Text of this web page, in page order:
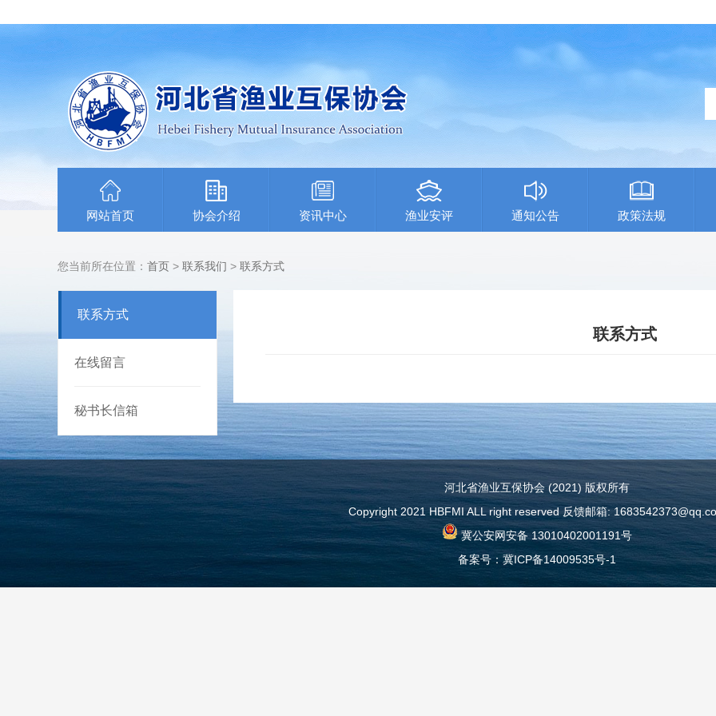
网站首页 协会介绍 资讯中心 渔业安评 通知公告 政策法规
您当前所在位置： 首页 > 联系我们 > 联系方式
联系方式
在线留言
秘书长信箱
联系方式
河北省渔业互保协会 (2021) 版权所有
Copyright 2021 HBFMI ALL right reserved 反馈邮箱:
冀公安网安备 13010402001191号
备案号： 冀ICP备14009535号-1